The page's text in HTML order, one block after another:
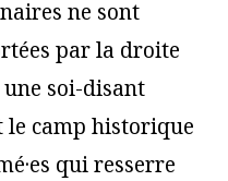
ne sont
par la droite
soi-disant
le camp historique
qui resserre